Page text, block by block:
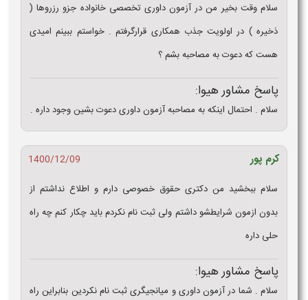
سلام وقت بخیر من در آزمون داوری تخصصی خانواده جزو رزروها (
ذخیره ) در اولویت جذب همکاری قرارگرفتم . خواستم ببینم امیدی
هست که دعوت به مصاحبه بشم ؟
پاسخ مشاور هیوا:
سلام . احتمال اینکه به مصاحبه آزمون داوری دعوت بشین وجود داره .
کرم پور
1400/12/09
سلام ببخشید من دکتری حقوق خصوصی دارم و اطلاع نداشتم از
بدون ازمون شرایطشو داشتم ولی ثبت نام نکردم باید چکار کنم چه راه
حلی داره
پاسخ مشاور هیوا:
سلام . شما در آزمون داوری و میانجیگری ثبت نام نکردین بنابراین راه